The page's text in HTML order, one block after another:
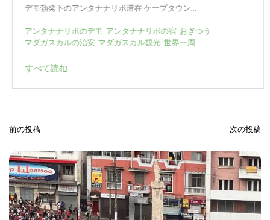
デモ勃発下のアンタナナリボ滞在 ケープタウン...
アンタナナリボのデモ アンタナナリボの宿
おぎつう
マダガスカルの治安
マダガスカル観光 世界一周
すべて読む
投
稿
ナ
ビ
ゲ
前の投稿 次の投稿